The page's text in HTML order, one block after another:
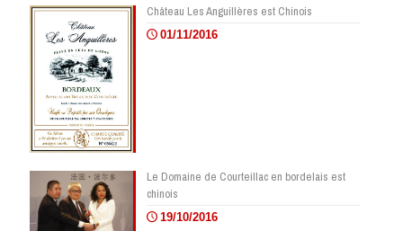
Château Les Anguillères est Chinois
01/11/2016
Le Domaine de Courteillac en bordelais est
chinois
19/10/2016